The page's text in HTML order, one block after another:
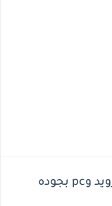
أخر المواضيع من قسم : العاب للاندرويد وpc بجوده